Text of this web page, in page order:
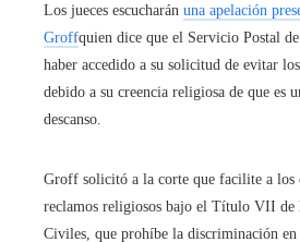
Los jueces escucharán una apelación
Groffquien dice que el Servicio Postal
haber accedido a su solicitud de evitar
debido a su creencia religiosa de que es
descanso.
Groff solicitó a la corte que facilite a los
reclamos religiosos bajo el Título VII de
Civiles, que prohíbe la discriminación